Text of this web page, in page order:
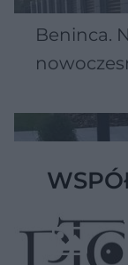
Beninca.